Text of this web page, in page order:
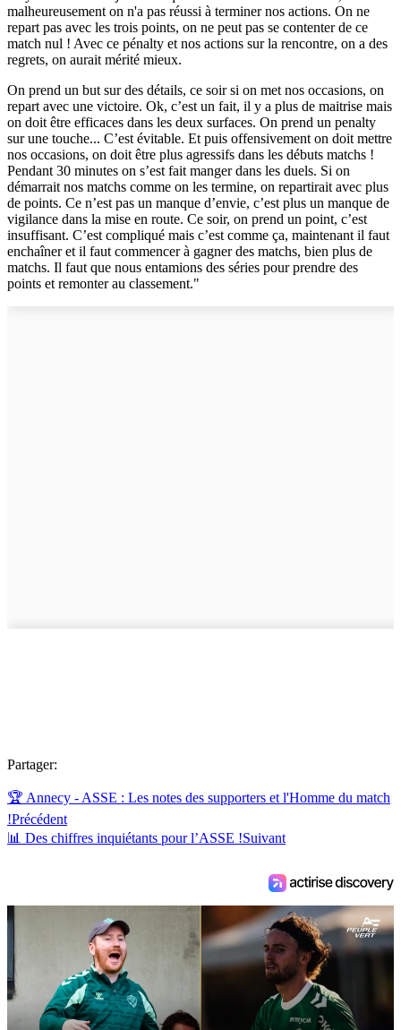
malheureusement on n'a pas réussi à terminer nos actions. On ne
repart pas avec les trois points, on ne peut pas se contenter de ce
match nul ! Avec ce pénalty et nos actions sur la rencontre, on a des
regrets, on aurait mérité mieux.
On prend un but sur des détails, ce soir si on met nos occasions, on
repart avec une victoire. Ok, c’est un fait, il y a plus de maitrise mais
on doit être efficaces dans les deux surfaces. On prend un penalty
sur une touche... C’est évitable. Et puis offensivement on doit mettre
nos occasions, on doit être plus agressifs dans les débuts matchs !
Pendant 30 minutes on s’est fait manger dans les duels. Si on
démarrait nos matchs comme on les termine, on repartirait avec plus
de points. Ce n’est pas un manque d’envie, c’est plus un manque de
vigilance dans la mise en route. Ce soir, on prend un point, c’est
insuffisant. C’est compliqué mais c’est comme ça, maintenant il faut
enchaîner et il faut commencer à gagner des matchs, bien plus de
matchs. Il faut que nous entamions des séries pour prendre des
points et remonter au classement."
Partager:
🏆 Annecy - ASSE : Les notes des supporters et l'Homme du match
!Précédent
📊 Des chiffres inquiétants pour l’ASSE !Suivant